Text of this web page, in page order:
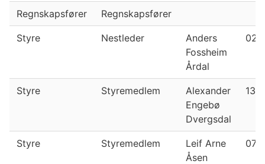
Regnskapsfører Regnskapsfører
Styre Nestleder
Anders
Fossheim
Årdal
Styre Styremedlem
Alexander
Engebø
Dvergsdal
Styre Styremedlem
Leif Arne
Åsen